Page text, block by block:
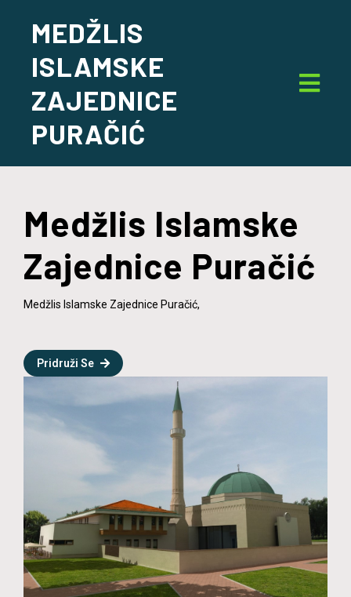
MEDŽLIS
ISLAMSKE
ZAJEDNICE
PURAČIĆ
Medžlis Islamske
Zajednice Puračić
Medžlis Islamske Zajednice Puračić,
Pridruži Se